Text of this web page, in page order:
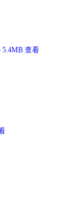
5.4MB 查看